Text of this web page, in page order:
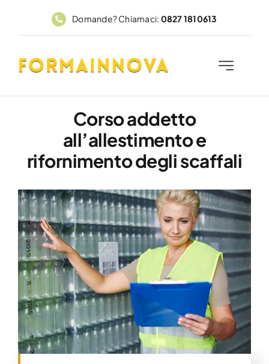
Domande? Chiamaci: 0827 1810613
Toggle
Home
PAR GOL
Contatti
Corso addetto
all’allestimento e
rifornimento degli scaffali